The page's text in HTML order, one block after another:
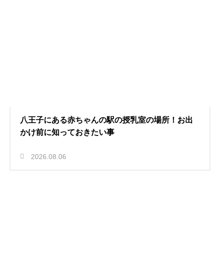
八王子にある赤ちゃんの駅の授乳室の場所！お出
かけ前に知っておきたい事
2026.08.06